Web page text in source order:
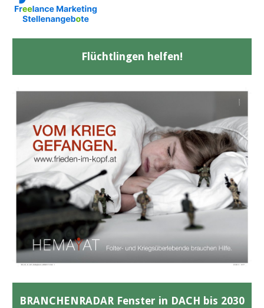
Flüchtlingen helfen!
BRANCHENRADAR Fenster in DACH bis 2030